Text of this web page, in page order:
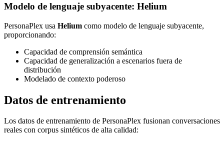
Modelo de lenguaje subyacente: Helium
PersonaPlex usa Helium como modelo de lenguaje subyacente,
proporcionando:
Capacidad de comprensión semántica
Capacidad de generalización a escenarios fuera de
distribución
Modelado de contexto poderoso
Datos de entrenamiento
Los datos de entrenamiento de PersonaPlex fusionan conversaciones
reales con corpus sintéticos de alta calidad: